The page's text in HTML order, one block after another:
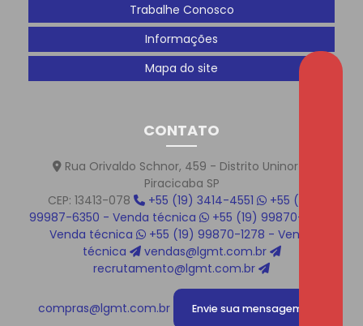
Trabalhe Conosco
Informações
Mapa do site
CONTATO
Rua Orivaldo Schnor, 459 - Distrito Uninorte
Piracicaba SP
CEP: 13413-078
+55 (19) 3414-4551
+55 (19)
99987-6350 - Venda técnica
+55 (19) 99870-1219 -
Venda técnica
+55 (19) 99870-1278 - Venda
técnica
vendas@lgmt.com.br
recrutamento@lgmt.com.br
compras@lgmt.com.br Envie sua mensagem!